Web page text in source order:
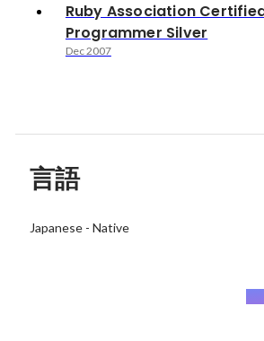
Ruby Association
Programmer Silver
Dec 2007
言語
Japanese- Native